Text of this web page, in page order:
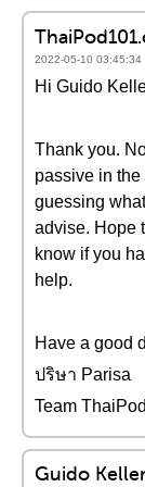
2022-05-10 03:45:34
Hi Guido
Thank you.
passive in
guessing
advise. Hope
know if you
help.
Have a good
ปริษา Parisa
Team
Guido Keller